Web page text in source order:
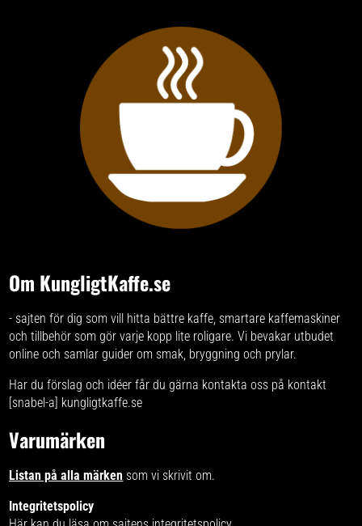
Om KungligtKaffe.se
- sajten för dig som vill hitta bättre kaffe, smartare kaffemaskiner
och tillbehör som gör varje kopp lite roligare. Vi bevakar utbudet
online och samlar guider om smak, bryggning och prylar.
Har du förslag och idéer får du gärna kontakta oss på kontakt
[snabel-a] kungligtkaffe.se
Varumärken
Listan på alla märken som vi skrivit om.
Integritetspolicy